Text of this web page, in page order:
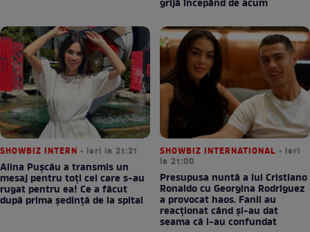
grijă începând de acum
SHOWBIZ INTERN • ieri la 21:21
Alina Pușcău a transmis un
mesaj pentru toți cei care s-au
rugat pentru ea! Ce a făcut
după prima ședință de la spital
SHOWBIZ INTERNATIONAL • ieri
la 21:00
Presupusa nuntă a lui Cristiano
Ronaldo cu Georgina Rodriguez
a provocat haos. Fanii au
reacționat când și-au dat
seama că i-au confundat